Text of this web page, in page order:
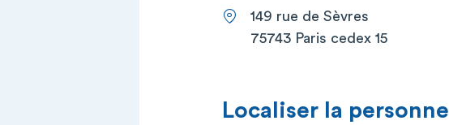
149 rue de Sèvres
75743 Paris cedex 15
Localiser la personne